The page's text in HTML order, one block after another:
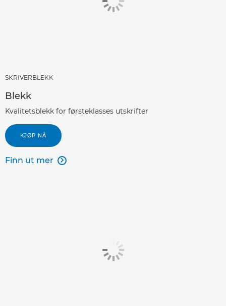
SKRIVERBLEKK
Blekk
Kvalitetsblekk for førsteklasses utskrifter
KJØP NÅ
Finn ut mer 